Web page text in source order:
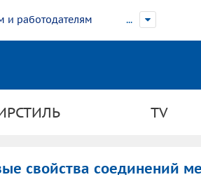
и работодателям ...
TV
свойства соединений